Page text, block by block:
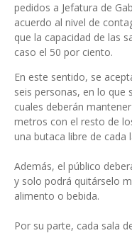
pedidos a Jefatura de
acuerdo al nivel de
que la capacidad de las
caso el 50 por ciento.
En este sentido, se
seis personas, en lo que
cuales deberán
metros con el resto de
una butaca libre de cada
Además, el público
y solo podrá quitárselo
alimento o bebida.
Por su parte, cada sala